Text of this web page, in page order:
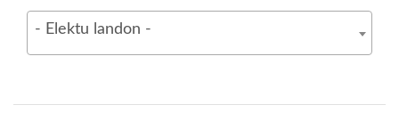
estu zorgemaj cele ne pli grandigi, eĉ senintence, la
suferon de la paciento. Tamen, okaze de situacioj kiel
- Elektu landon -